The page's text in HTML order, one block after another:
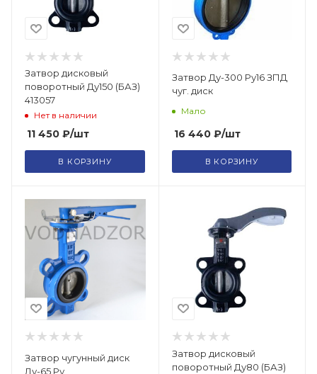
Затвор дисковый
поворотный Ду150 (БАЗ)
413057
Нет в наличии
11 450 ₽/шт
В КОРЗИНУ
Затвор Ду-300 Ру16 ЗПД
чуг. диск
Мало
16 440₽/шт
В КОРЗИНУ
Затвор чугунный диск
Ду-65 Ру
Затвор дисковый
поворотный Ду80 (БАЗ)